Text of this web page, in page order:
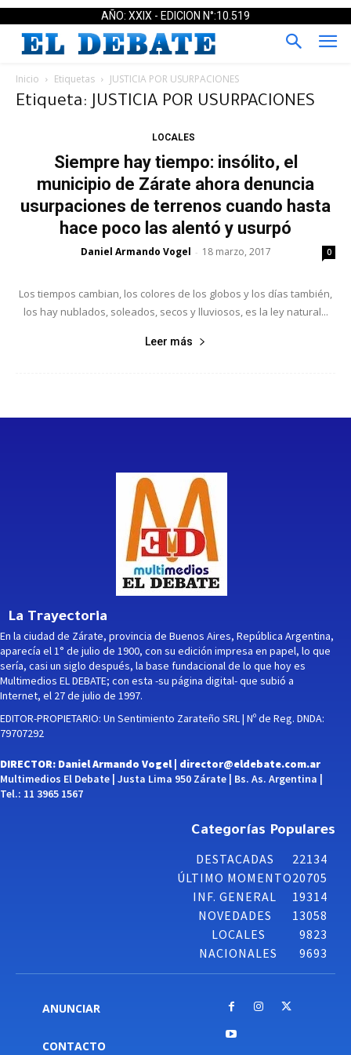
AÑO: XXIX - EDICION N°:10.519
Inicio Etiquetas JUSTICIA POR USURPACIONES
Etiqueta: JUSTICIA POR USURPACIONES
LOCALES
Siempre hay tiempo: insólito, el
municipio de Zárate ahora denuncia
usurpaciones de terrenos cuando hasta
hace poco las alentó y usurpó
Daniel Armando Vogel - 18 marzo, 2017 0
Los tiempos cambian, los colores de los globos y los días también,
los hay nublados, soleados, secos y lluviosos, es la ley natural...
Leer más
La Trayectoria
En la ciudad de Zárate, provincia de Buenos Aires, República Argentina,
aparecía el 1° de julio de 1900, con su edición impresa en papel, lo que
sería, casi un siglo después, la base fundacional de lo que hoy es
Multimedios EL DEBATE; con esta -su página digital- que subió a
Internet, el 27 de julio de 1997.
EDITOR-PROPIETARIO: Un Sentimiento Zarateño SRL | Nº de Reg. DNDA:
79707292
DIRECTOR: Daniel Armando Vogel | director@eldebate.com.ar
Multimedios El Debate | Justa Lima 950 Zárate | Bs. As. Argentina |
Tel.: 11 3965 1567
Categorías Populares
DESTACADAS
22134
ÚLTIMO MOMENTO20705
INF. GENERAL
19314
NOVEDADES
13058
LOCALES
9823
NACIONALES
9693
ANUNCIAR
CONTACTO